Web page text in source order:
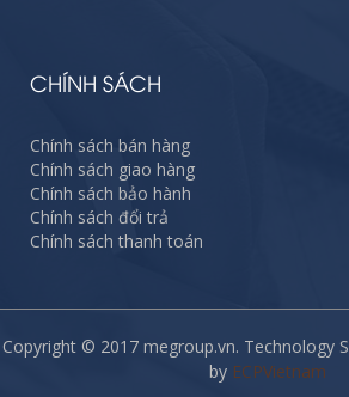
CHÍNH SÁCH
Chính sách bán hàng
Chính sách giao hàng
Chính sách bảo hành
Chính sách đổi trả
Chính sách thanh toán
Copyright © 2017 megroup.vn. Technology
by ECPVietnam